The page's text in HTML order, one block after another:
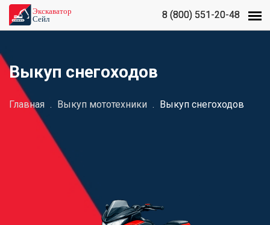
8 (800) 551-20-48
8 (800) 551-20-48
Выкуп снегоходов
Главная . Выкуп мототехники . Выкуп снегоходов